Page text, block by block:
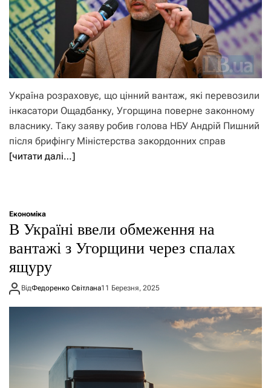
Україна розраховує, що цінний вантаж, які перевозили
інкасатори Ощадбанку, Угорщина поверне законному
власнику. Таку заяву робив голова НБУ Андрій Пишний
після брифінгу Міністерства закордонних справ
[читати далі…]
Економіка
В Україні ввели обмеження на
вантажі з Угорщини через спалах
ящуру
ВідФедоренко Світлана11 Березня, 2025